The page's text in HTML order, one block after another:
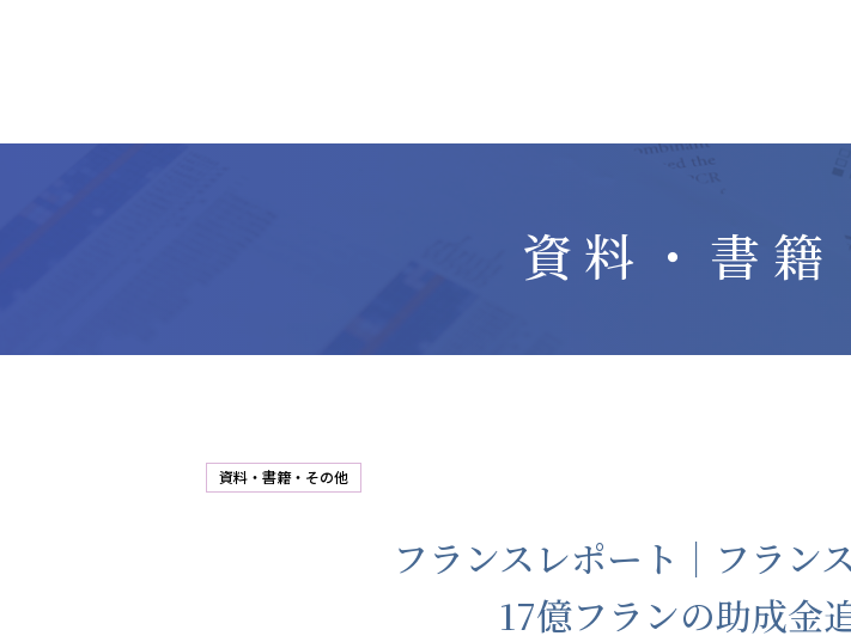
資料・書籍
資料・書籍・その他
フランスレポート｜フラン
17億フランの助成金